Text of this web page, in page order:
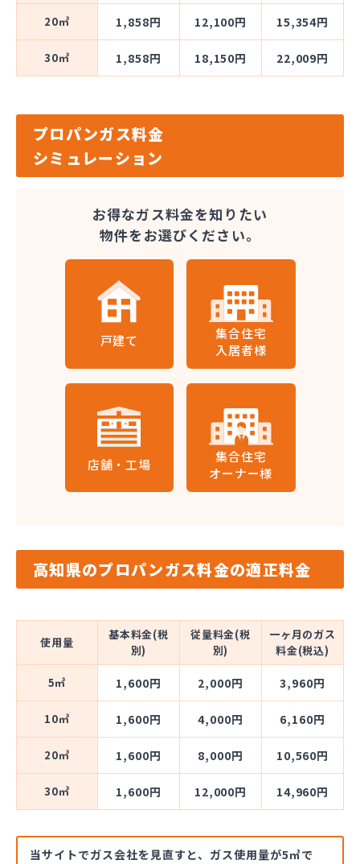
20㎥ 1,858円 12,100円 15,354円
30㎥ 1,858円 18,150円 22,009円
プロパンガス料金
シミュレーション
お得なガス料金を知りたい
物件をお選びください。
戸建て
集合住宅
入居者様
店舗・工場
集合住宅
オーナー様
高知県のプロパンガス料金の適正料金
使用量
基本料金(税
別)
従量料金(税
別)
一ヶ月のガス
料金(税込)
5㎥ 1,600円 2,000円 3,960円
10㎥ 1,600円 4,000円 6,160円
20㎥ 1,600円 8,000円 10,560円
30㎥ 1,600円 12,000円 14,960円
当サイトでガス会社を見直すと、ガス使用量が5㎥で